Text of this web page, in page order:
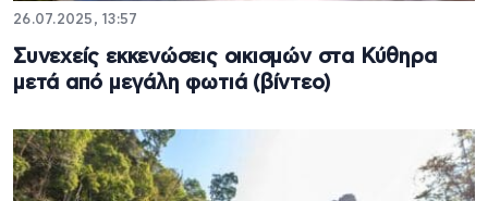
26.07.2025, 13:57
Συνεχείς εκκενώσεις οικισμών στα Κύθηρα
μετά από μεγάλη φωτιά (βίντεο)